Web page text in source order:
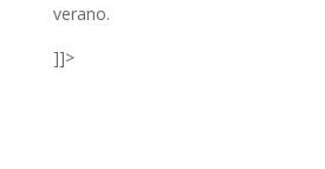
verano.
]]>